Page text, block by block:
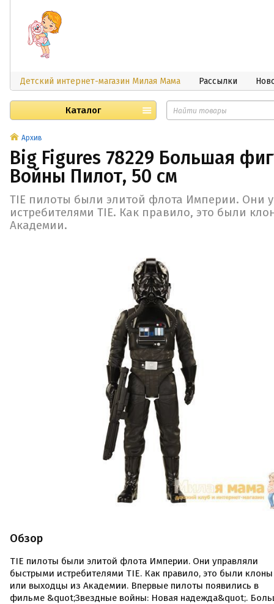
Детский интернет-магазин Милая Мама Рассылки
Каталог
Архив
Big Figures 78229 Большая
Войны Пилот, 50 см
TIE пилоты были элитой флота Империи. Они
истребителями TIE. Как правило, это были
Академии.
Обзор
TIE пилоты были элитой флота Империи. Они управляли
быстрыми истребителями TIE. Как правило, это были клоны
или выходцы из Академии. Впервые пилоты появились в
фильме &quot;Звездные войны: Новая надежда&quot;.